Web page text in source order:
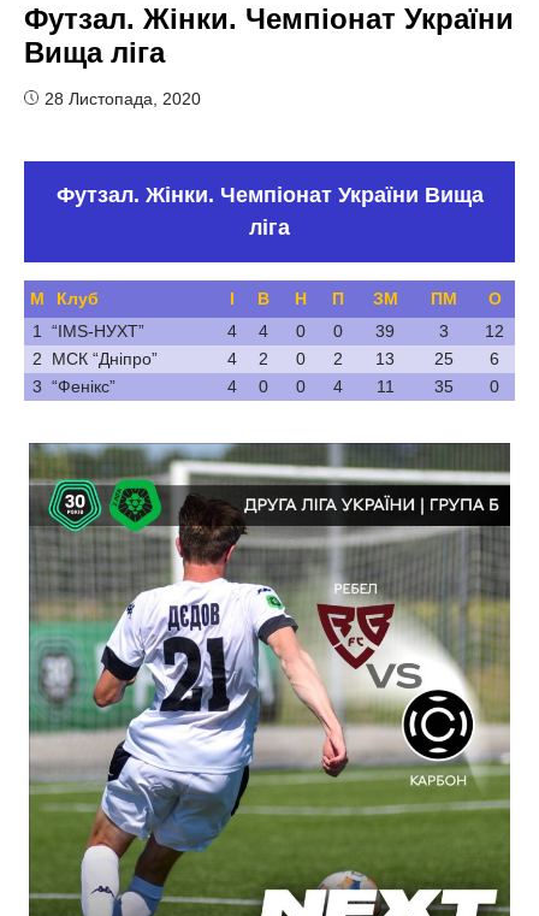
Футзал. Жінки. Чемпіонат України
Вища ліга
28 Листопада, 2020
Футзал. Жінки. Чемпіонат України Вища
ліга
М Клуб І В Н П ЗМ ПМ
О
1
“IMS-НУХТ” 4 4 0 0 39 3
12
2
МСК “Дніпро” 4 2 0 2 13 25
6
3 “Фенікс” 4 0 0 4 11 35 0